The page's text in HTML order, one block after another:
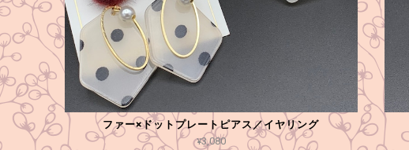
ファー×ドットプレートピアス／イヤリング
¥3,080